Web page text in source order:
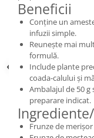
Beneficii
Conține un
infuzii simple.
Reunește mai
formulă.
Include plante
coada-calului și
Ambalajul de 50
preparare indicat.
Frunze de